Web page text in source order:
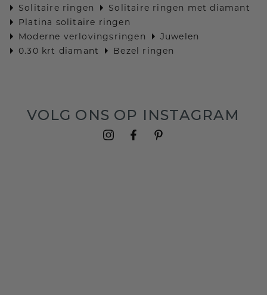
Solitaire ringen
Solitaire ringen met diamant
Platina solitaire ringen
Moderne verlovingsringen
Juwelen
0.30 krt diamant
Bezel ringen
VOLG ONS OP INSTAGRAM